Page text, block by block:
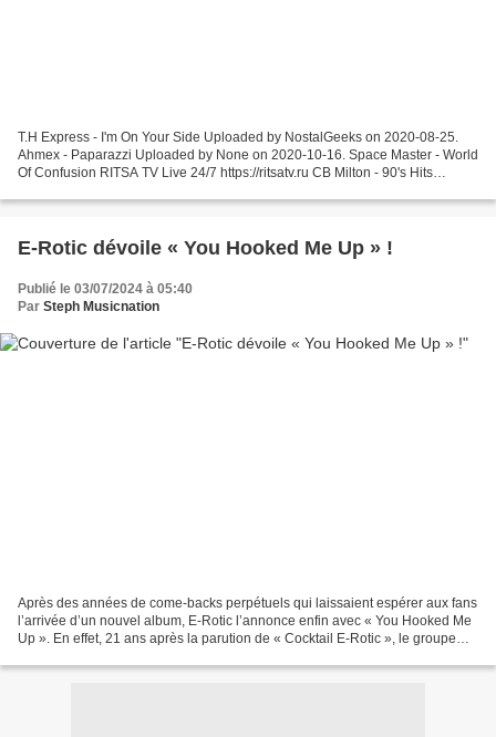
T.H Express - I'm On Your Side Uploaded by NostalGeeks on 2020-08-25.
Ahmex - Paparazzi Uploaded by None on 2020-10-16. Space Master - World
Of Confusion RITSA TV Live 24/7 https://ritsatv.ru CB Milton - 90's Hits
E-Rotic dévoile « You Hooked Me Up » !
Publié le 03/07/2024 à 05:40
Par Steph Musicnation
Après des années de come-backs perpétuels qui laissaient espérer aux fans
l’arrivée d’un nouvel album, E-Rotic l’annonce enfin avec « You Hooked Me
Up ». En effet, 21 ans après la parution de « Cocktail E-Rotic », le groupe